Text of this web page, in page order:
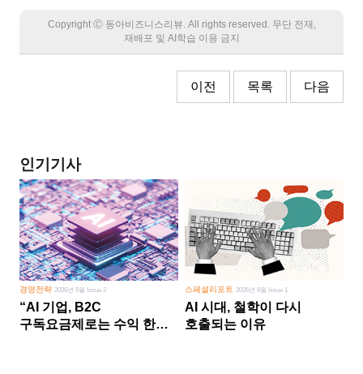
Copyright Ⓒ 동아비즈니스리뷰. All rights reserved. 무단 전재,
재배포 및 AI학습 이용 금지
이전 목록 다음
인기기사
경영전략 2026년 5월 Issue 2
“AI 기업, B2C
구독요금제로는 수익 한계
스페셜리포트 2026년 8월 Issue 1
AI 시대, 철학이 다시
호출되는 이유